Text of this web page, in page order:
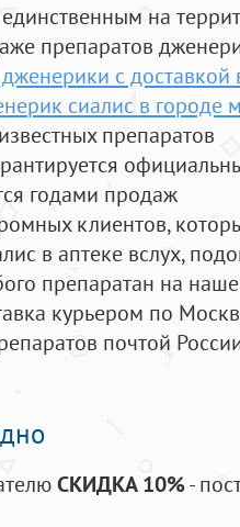
на
препаратов
с доставкой
сиалис в городе
препаратов
годами продаж
клиентов,
в аптеке вслух,
препаратан на
курьером по
почтой
СКИДКА 10%-